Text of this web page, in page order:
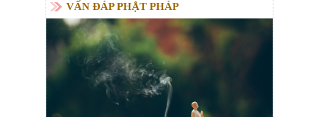
VẤN ĐÁP PHẬT PHÁP